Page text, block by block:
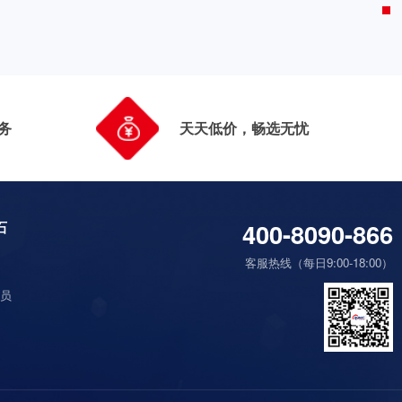
天天低价，畅选无忧
400-8090-866
客服热线（每日9:00-18:00）